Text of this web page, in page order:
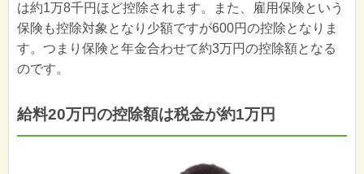
は約1万8千円ほど控除されます。また、雇用保険という
保険も控除対象となり少額ですが600円の控除となりま
す。つまり保険と年金合わせて約3万円の控除額となる
のです。
給料20万円の控除額は税金が約1万円